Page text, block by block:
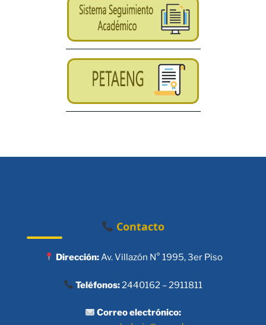
Contacto
Dirección:Av. Villazón N° 1995, 3er Piso
Teléfonos:2440162 – 2911811
Correo electrónico: